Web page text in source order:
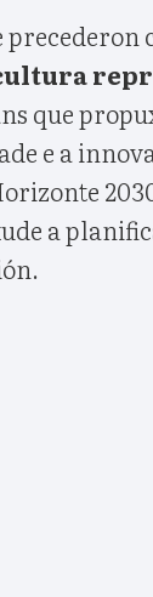
que
e a
a